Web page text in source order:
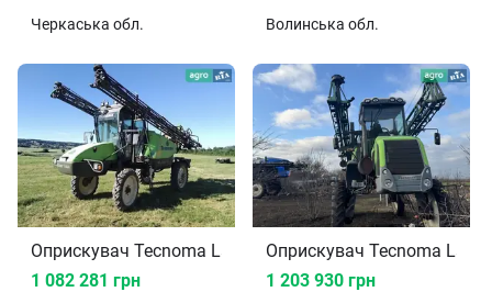
Черкаська обл. Волинська обл.
Оприскувач Tecnoma Laser 2002
1 082 281 грн
Оприскувач Tecnoma
1 203 930 грн